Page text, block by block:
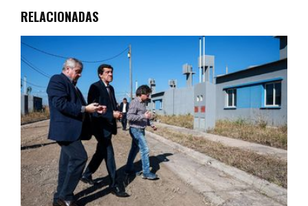
RELACIONADAS